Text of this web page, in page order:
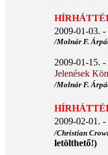
2009-01-03. -
/Molnár F.
2009-01-15. -
Jelenések
/Molnár F.
2009-02-01. -
/Christian
letölthető!)